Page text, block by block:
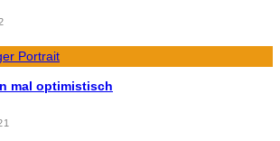
mal optimistisch